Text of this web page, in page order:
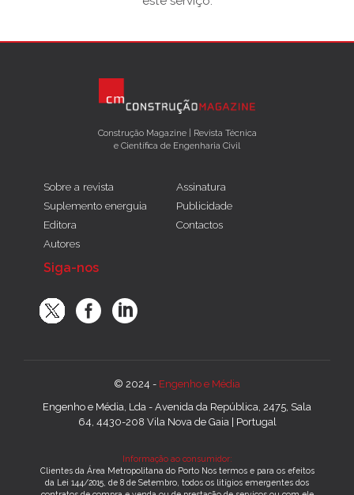
Construção Magazine | Revista Técnica
e Científica de Engenharia Civil
Sobre a revista
Suplemento energuia
Editora
Autores
Assinatura
Publicidade
Contactos
Siga-nos
© 2024 - Engenho e Média
Engenho e Média, Lda - Avenida da República, 2475, Sala
64, 4430-208 Vila Nova de Gaia | Portugal
Informação ao consumidor:
Clientes da Área Metropolitana do Porto Nos termos e para os efeitos
da Lei 144/2015, de 8 de Setembro, todos os litígios emergentes dos